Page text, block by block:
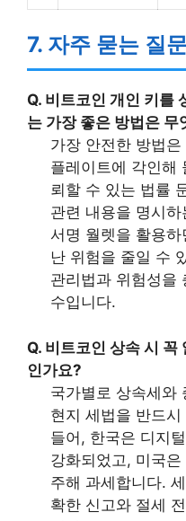
7. 자주 묻는 질
Q. 비트코인 개인 키를
는 가장 좋은 방법은 무
가장 안전한 방법
플레이트에 각인해
뢰할 수 있는 법률
관련 내용을 명시
서명 월렛을 활용
난 위험을 줄일 수
관리법과 위험성을
수입니다.
Q. 비트코인 상속 시 꼭
인가요?
국가별로 상속세와
현지 세법을 반드
들어, 한국은 디지
강화되었고, 미국
주해 과세합니다.
확한 신고와 절세